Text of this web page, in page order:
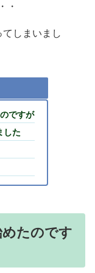
・
しまいまし
ですが
した
たのです